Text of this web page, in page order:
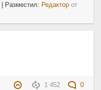
| Разместил: Редактор от
1 452 0